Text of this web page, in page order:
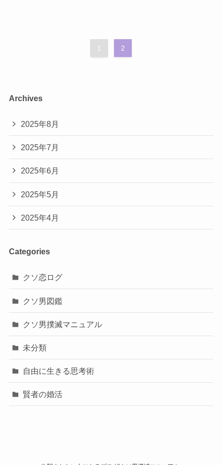
1 2
Archives
2025年8月
2025年7月
2025年6月
2025年5月
2025年4月
Categories
クソ恋ログ
クソ男図鑑
クソ男撲滅マニュアル
未分類
自由に生きる思考術
賢者の婚活